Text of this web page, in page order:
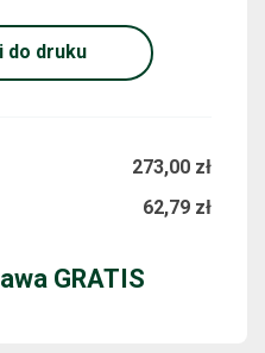
do druku
273,00 zł
62,79 zł
GRATIS